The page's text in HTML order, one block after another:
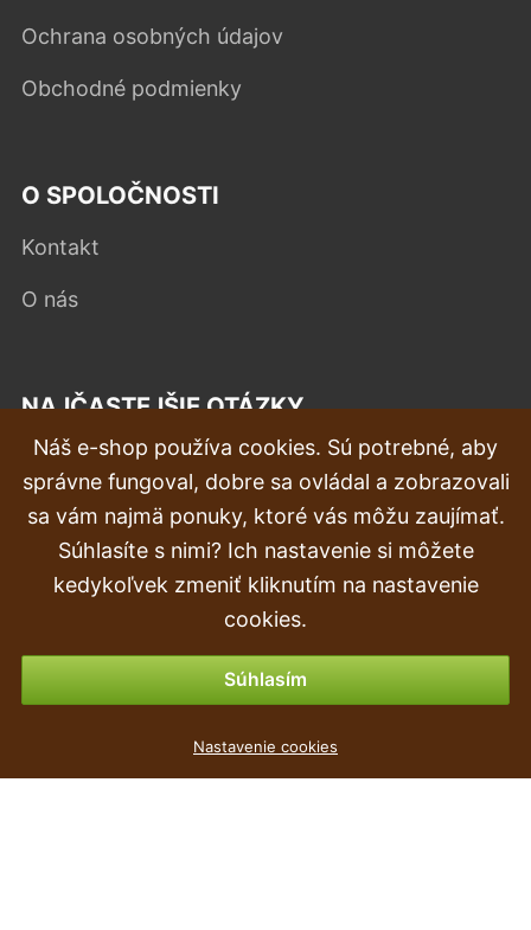
Ochrana osobných údajov
Obchodné podmienky
O SPOLOČNOSTI
Kontakt
O nás
NAJČASTEJŠIE OTÁZKY
Reklamácia
Doprava a doručenie
Objednávka
Vrátenie tovaru & vrátenie peňazí
Náš e-shop používa cookies. Sú potrebné, aby
správne fungoval, dobre sa ovládal a zobrazovali
sa vám najmä ponuky, ktoré vás môžu zaujímať.
Súhlasíte s nimi? Ich nastavenie si môžete
kedykoľvek zmeniť kliknutím na nastavenie
cookies.
Súhlasím
Nastavenie cookies